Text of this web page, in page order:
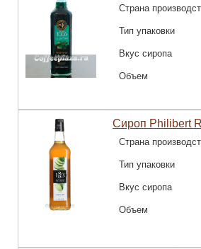
Страна
Тип упаковки
Вкус сиропа
Объем
Сироп Philibert
Страна
Тип упаковки
Вкус сиропа
Объем